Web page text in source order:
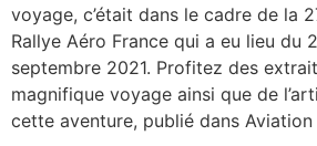
voyage, c’était dans le cadre de la
Rallye Aéro France qui a eu lieu du
septembre 2021. Profitez des
magnifique voyage ainsi que de
cette aventure, publié dans